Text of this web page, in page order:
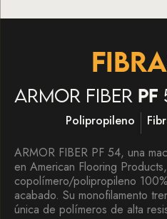
Armor fiber PF
Polipropileno
ARMOR FIBER PF 54, una
en American Flooring
copolímero/polipropileno
acabado. Su monofilamento
única de polímeros de alta